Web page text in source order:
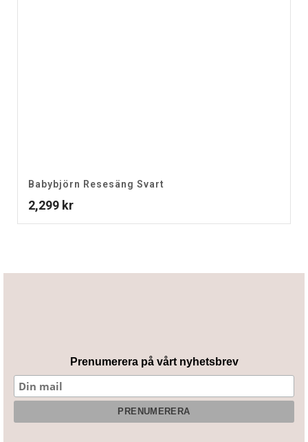
Babybjörn Resesäng Svart
2,299 kr
Prenumerera på vårt nyhetsbrev